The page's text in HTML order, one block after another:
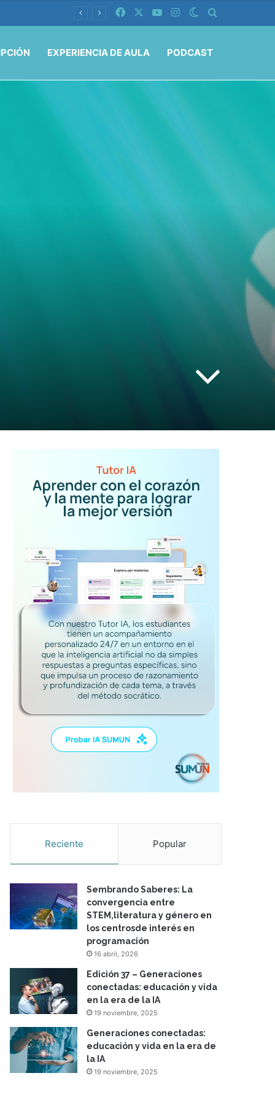
Facebook YouTubeInstagramSwitch skin
EXPERIENCIA DE AULA PODCAST
Reciente Popular
Sembrando Saberes: La
convergencia entre
STEM,literatura y género en
los centrosde interés en
programación
16 abril, 2026
Edición 37 – Generaciones
conectadas: educación y vida
en la era de la IA
19 noviembre, 2025
Generaciones conectadas:
educación y vida en la era de
la IA
19 noviembre, 2025